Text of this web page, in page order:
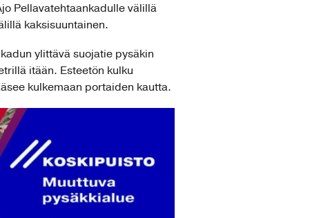
Pellavatehtaankadulle välillä
kaksisuuntainen.
ylittävä suojatie pysäkin
itään. Esteetön kulku
kulkemaan portaiden kautta.